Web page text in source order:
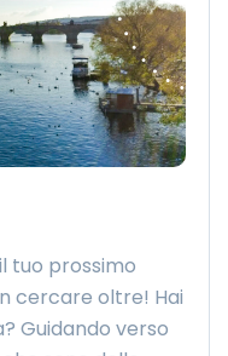
tuo prossimo
cercare oltre! Hai
Guidando verso